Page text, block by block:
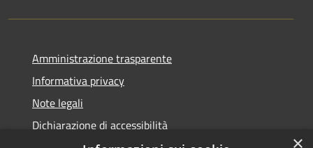
Amministrazione trasparente
Informativa privacy
Note legali
Dichiarazione di accessibilità
×